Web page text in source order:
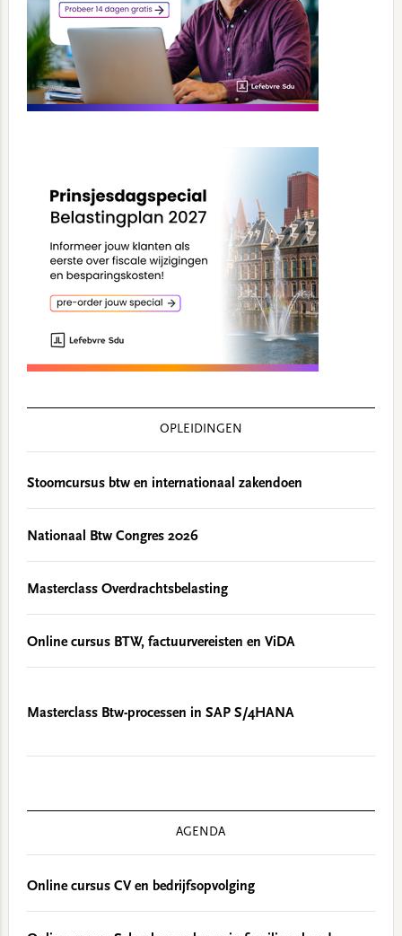
OPLEIDINGEN
Stoomcursus btw en internationaal zakendoen
Nationaal Btw Congres 2026
Masterclass Overdrachtsbelasting
Online cursus BTW, factuurvereisten en ViDA
Masterclass Btw-processen in SAP S/4HANA
AGENDA
Online cursus CV en bedrijfsopvolging